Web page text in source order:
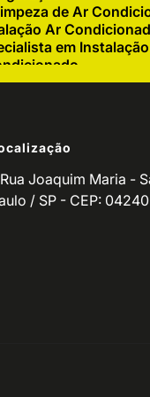
de Ar
Ar
em
Ar Condicionado
Corretiva de Ar
para
de Ar
Equipamento de
Rua Joaquim Maria -
/ SP - CEP: